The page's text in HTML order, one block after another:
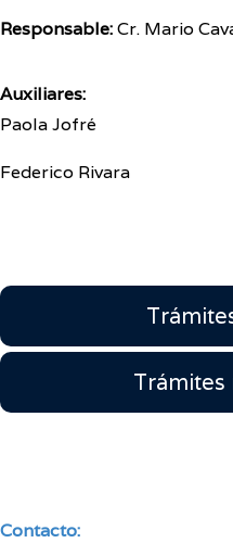
Responsable:Cr. Mario
Auxiliares:
Paola Jofré
Federico Rivara
Trámites
Contacto: